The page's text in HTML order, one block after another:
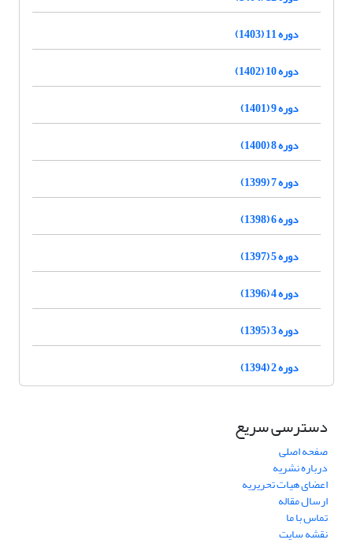
دوره 11 (1403)
دوره 10 (1402)
دوره 9 (1401)
دوره 8 (1400)
دوره 7 (1399)
دوره 6 (1398)
دوره 5 (1397)
دوره 4 (1396)
دوره 3 (1395)
دوره 2 (1394)
دسترسی سریع
صفحه اصلی
درباره نشریه
اعضای هیات تحریریه
ارسال مقاله
تماس با ما
نقشه سایت